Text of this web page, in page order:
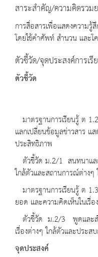
สาระสำคัญ/ความคิดรวม
การสื่อสารเพื่อแสดงความ
โดยใช้คำศัพท์ สำนวน และโ
ตัวชี้วัด/จุดประสงค์การเรี
ตัวชี้วัด
มาตรฐานการเรียนรู้ ต
แลกเปลี่ยนข้อมูลข่าวสาร แ
ประสิทธิภาพ
ตัวชี้วัด ม.2/1 สนทนาแล
ใกล้ตัวและสถานการณ์ต่างๆ
มาตรฐานการเรียนรู้ ต
ยอด และความคิดเห็นในเรื่
ตัวชี้วัด ม.2/3 พูดและเขี
เรื่องต่างๆ ใกล้ตัวและประ
จุดประสงค์